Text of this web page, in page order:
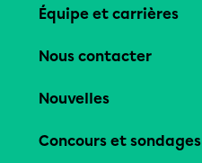
Équipe et carrières
Nous contacter
Nouvelles
Concours et sondages